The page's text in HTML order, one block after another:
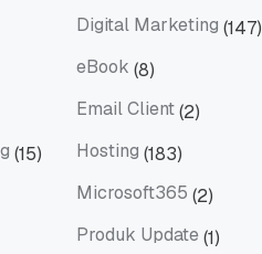
Digital Marketing (147)
eBook (8)
Email Client(2)
(15) Hosting (183)
Microsoft365 (2)
Produk Update (1)